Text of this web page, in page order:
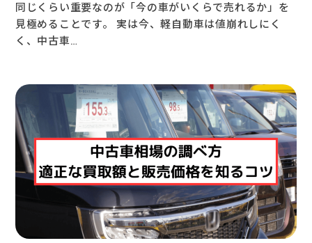
同じくらい重要なのが「今の車がいくらで売れるか」を
見極めることです。 実は今、軽自動車は値崩れしにく
く、中古車…